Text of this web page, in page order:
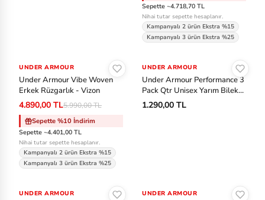
Sepette ~4.718,70 TL
Nihai tutar sepette hesaplanır.
Kampanyalı 2 ürün Ekstra %15
Kampanyalı 3 ürün Ekstra %25
-%18
UNDER ARMOUR
Under Armour Vibe Woven
Erkek Rüzgarlık - Vizon
4.890,00 TL5.990,00 TL
Sepette %10 İndirim
Sepette ~4.401,00 TL
Nihai tutar sepette hesaplanır.
Kampanyalı 2 ürün Ekstra %15
Kampanyalı 3 ürün Ekstra %25
UNDER ARMOUR
Under Armour Performance 3
Pack Qtr Unisex Yarım Bilek
Çorap - Beyaz
1.290,00 TL
UNDER ARMOUR -%20
UNDER ARMOUR